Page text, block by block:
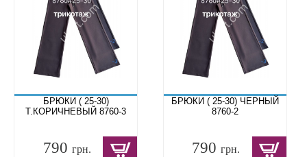
БРЮКИ ( 25-30)
Т.КОРИЧНЕВЫЙ 8760-3
790 грн.
БРЮКИ ( 25-30) ЧЕРНЫЙ
8760-2
790грн.